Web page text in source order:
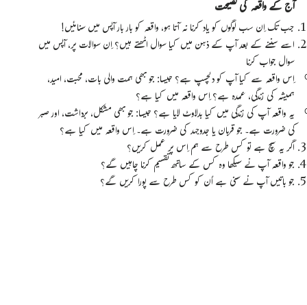
جب تک اِن سب لوگوں کو یاد کرنا نہ آتا ہو، واقعہ کو بار بار آپس میں سنائیں!
اسے سننے کے بعد آپ کے ذہن میں کیا سوال اٹھتے ہیں؟ اِن سوالات پر، آپس میں
سوال جواب کرنا
اِس واقعہ سے کیا آپ کو دلچسپ ہے؟ جیسا: جو بھی ہمت والی بات، محبت، امید،
ہمیشہ کی زندگی، عمدہ ہے؟ اِس واقعہ میں کیا ہے؟
یہ واقعہ آپ کی زندگی میں کیا بدلاوٹ لایا ہے؟ جیسا: جو بھی مشکل، برداشت، اور صبر
کی ضرورت ہے۔ جو قربان یا جدوجہد کی ضرورت ہے۔ اِس واقعہ میں کیا ہے؟
اگر یہ سچ ہے تو کس طرح سے ہم اِس پر عمل کریں؟
جو واقعہ آپ نے سیکھا وہ کس کے ساتھ تقسیم کرنا چاہیں گے؟
جو باتیں آپ نے سنی ہے اُن کو کس طرح سے پورا کریں گے؟